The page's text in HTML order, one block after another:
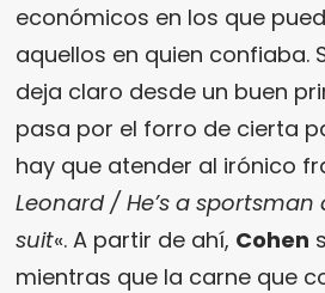
económicos en los que
aquellos en quien confiaba.
deja claro desde un buen
pasa por el forro de cierta
hay que atender al irónico
Leonard / He’s a
suit«. A partir de ahí, Cohen
mientras que la carne que